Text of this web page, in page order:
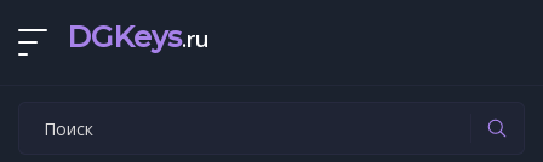
DGKeys.ru